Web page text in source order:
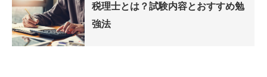
税理士とは？試験内容とおすすめ勉
強法